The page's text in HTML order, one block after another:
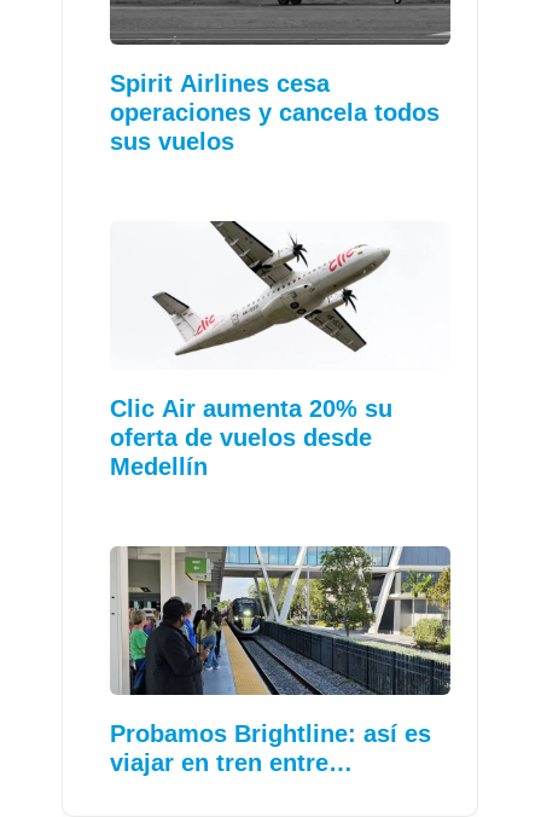
Spirit Airlines cesa
operaciones y cancela todos
sus vuelos
Clic Air aumenta 20% su
oferta de vuelos desde
Medellín
Probamos Brightline: así es
viajar en tren entre…